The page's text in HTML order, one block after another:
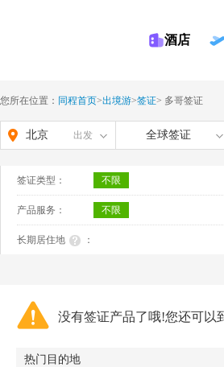
酒店
您所在位置： 同程首页>出境游>签证> 多哥签证
北京 出发 全球签证
签证类型： 不限
产品服务： 不限
长期居住地 ：
没有签证产品了哦!您还可以
热门目的地